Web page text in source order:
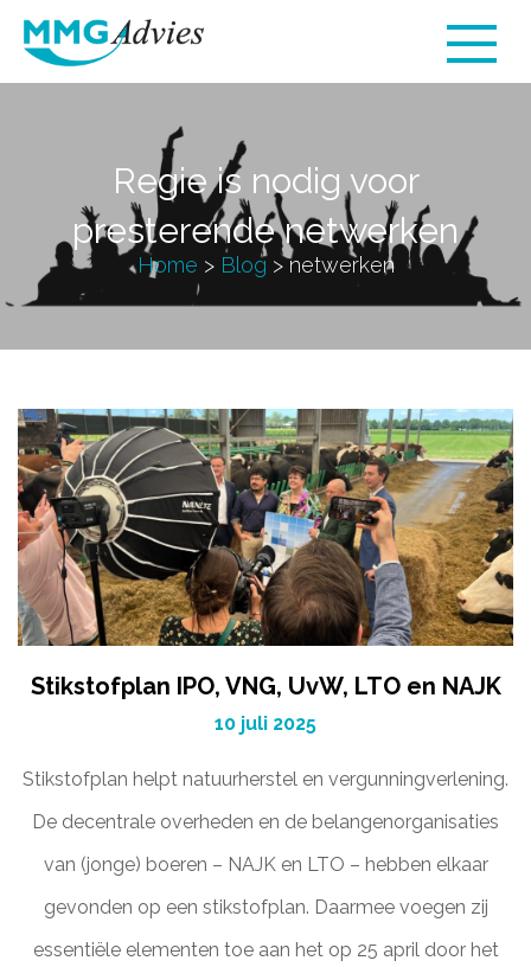
Regie is nodig voor
presterende netwerken
Home > Blog>netwerken
Stikstofplan IPO, VNG, UvW, LTO en NAJK
10 juli 2025
Stikstofplan helpt natuurherstel en vergunningverlening.
De decentrale overheden en de belangenorganisaties
van (jonge) boeren – NAJK en LTO – hebben elkaar
gevonden op een stikstofplan. Daarmee voegen zij
essentiële elementen toe aan het op 25 april door het